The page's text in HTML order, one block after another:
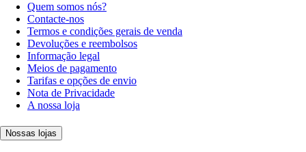
Quem somos nós?
Contacte-nos
Termos e condições gerais de venda
Devoluções e reembolsos
Informação legal
Meios de pagamento
Tarifas e opções de envio
Nota de Privacidade
A nossa loja
Nossas lojas